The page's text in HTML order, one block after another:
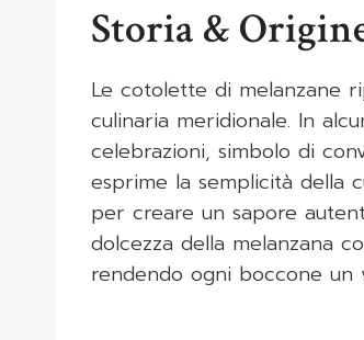
Storia &
Le cotolette di melanzane
culinaria meridionale. In
celebrazioni, simbolo di
esprime la semplicità della
per creare un sapore
dolcezza della melanzana
rendendo ogni boccone un